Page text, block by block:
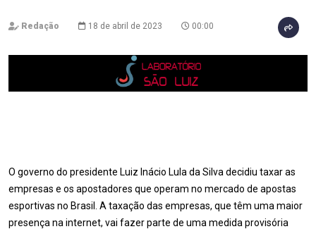
Redação 18 de abril de 2023 00:00
O governo do presidente Luiz Inácio Lula da Silva decidiu taxar as
empresas e os apostadores que operam no mercado de apostas
esportivas no Brasil. A taxação das empresas, que têm uma maior
presença na internet, vai fazer parte de uma medida provisória